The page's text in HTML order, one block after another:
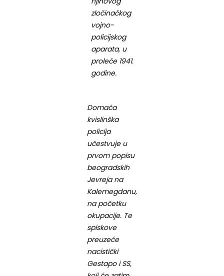
zločinačkog
vojno-
policijskog
aparata, u
proleće 1941.
godine.
Domaća
kvislinška
policija
učestvuje u
prvom popisu
beogradskih
Jevreja na
Kalemegdanu,
na početku
okupacije. Te
spiskove
preuzeće
nacistički
Gestapo i SS,